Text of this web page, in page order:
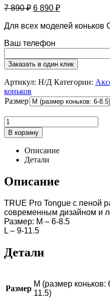
7 890₽ 6 890 ₽
Для всех моделей коньков
Ваш телефон
Артикул: Н/Д Категории:
коньков
Размер
В корзину
Описание
Детали
Описание
TRUE Pro Tongue с пеной
современным дизайном и
Размер: M – 6-8.5
L – 9-11.5
Детали
Размер
M (размер коньков:
11.5)